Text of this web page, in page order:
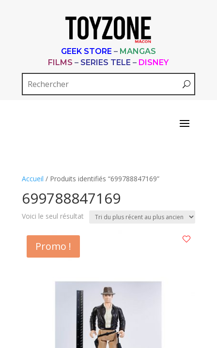
GEEK STORE – MANGAS
FILMS – SERIES TELE – DISNEY
Accueil / Produits identifiés “699788847169”
699788847169
Voici le seul résultat
Promo !